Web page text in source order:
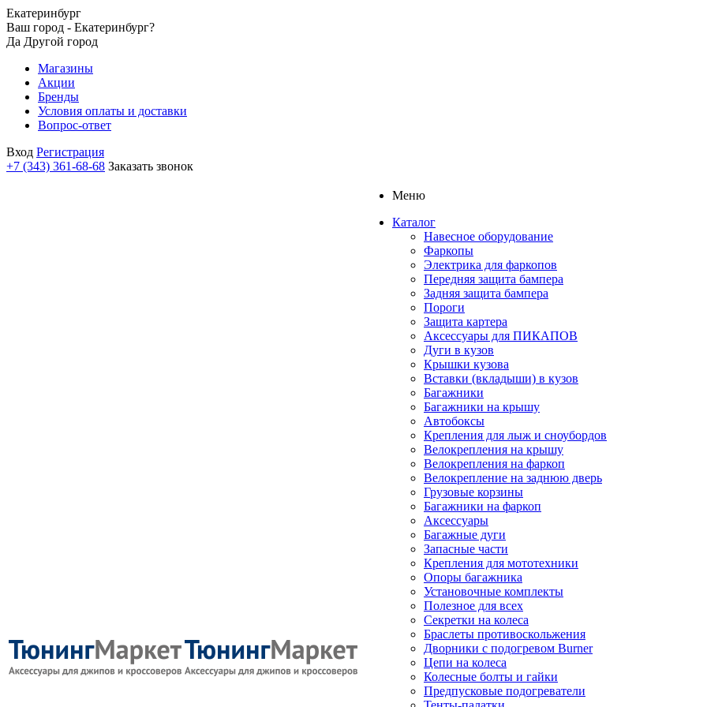
Екатеринбург
Ваш город - Екатеринбург?
Да Другой город
Магазины
Акции
Бренды
Условия оплаты и доставки
Вопрос-ответ
Вход Регистрация
+7 (343) 361-68-68 Заказать звонок
Меню
Каталог
Навесное оборудование
Фаркопы
Электрика для фаркопов
Передняя защита бампера
Задняя защита бампера
Пороги
Защита картера
Аксессуары для ПИКАПОВ
Дуги в кузов
Крышки кузова
Вставки (вкладыши) в кузов
Багажники
Багажники на крышу
Автобоксы
Крепления для лыж и сноубордов
Велокрепления на крышу
Велокрепления на фаркоп
Велокрепление на заднюю дверь
Грузовые корзины
Багажники на фаркоп
Аксессуары
Багажные дуги
Запасные части
Крепления для мототехники
Опоры багажника
Установочные комплекты
Полезное для всех
Секретки на колеса
Браслеты противоскольжения
Дворники с подогревом Burner
Цепи на колеса
Колесные болты и гайки
Предпусковые подогреватели